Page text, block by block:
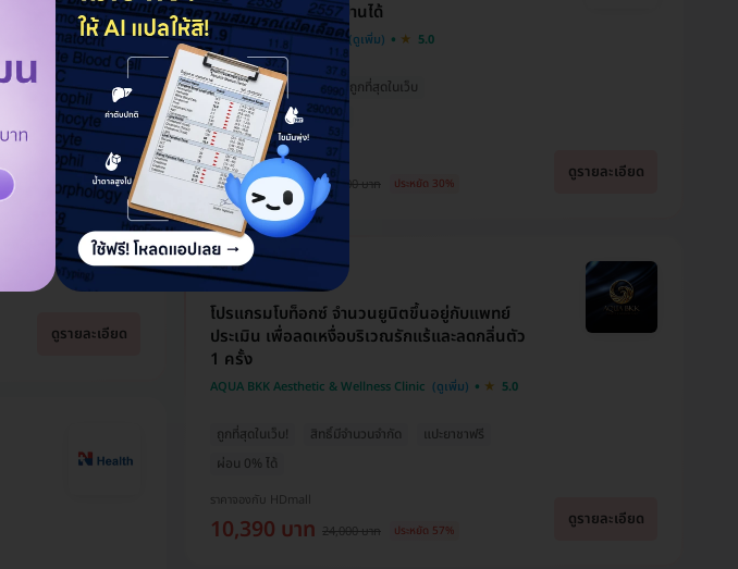
ดูรายละเอียด
ราคารวมทุกอย่างแล้ว
ถูกที่สุดในเว็บ
ผ่อนจ่าย 0% นาน 6 เดือน
เลือกตรวจ รพ. ใกล้บ้านได้
โปรขายดี! HDmall แนะนำ 5.0
ราคาจองกับ HDmall
10,800 บาท 15,500 บาท ประหยัด 30%
ดูรายละเอียด
ถูกที่สุดในเว็บ! สิทธิ์มีจำนวนจำกัด
แปะยาชาฟรี
ผ่อน 0% ได้
​โปรแกรมโบท็อกซ์ จำนวนยูนิตขึ้นอยู่กับแพทย์
ประเมิน เพื่อลดเหงื่อบริเวณรักแร้และลดกลิ่นตัว
1 ครั้ง
AQUA BKK Aesthetic & Wellness Clinic 5.0
ราคาจองกับ HDmall
10,390 บาท 24,000 บาท ประหยัด 57%
ดูรายละเอียด